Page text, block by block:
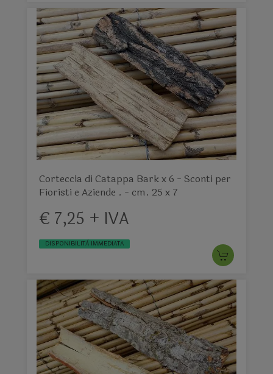
Corteccia di Catappa Bark x 6 - Sconti per
Fioristi e Aziende . - cm. 25 x 7
€ 7,25 + IVA
DISPONIBILITÀ IMMEDIATA